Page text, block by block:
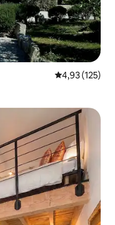
Évaluation
4,93 (125)